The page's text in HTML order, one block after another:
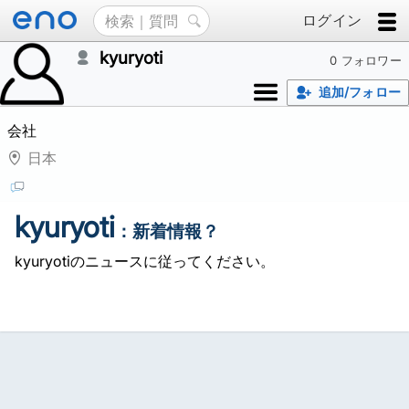
ログイン
0 フォロワー
kyuryoti
追加/フォロー
会社
日本
kyuryoti ：新着情報？
kyuryotiのニュースに従ってください。